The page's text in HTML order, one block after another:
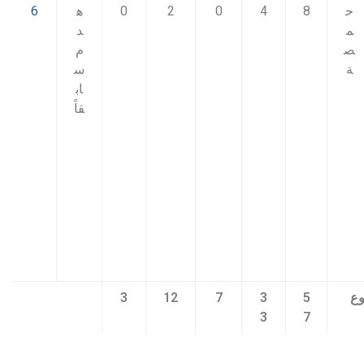
ح
م
ص
ة
8
4
0
2
0
ه
د
م
س
اب
قاً
6
5
7
3
3
7
12
3